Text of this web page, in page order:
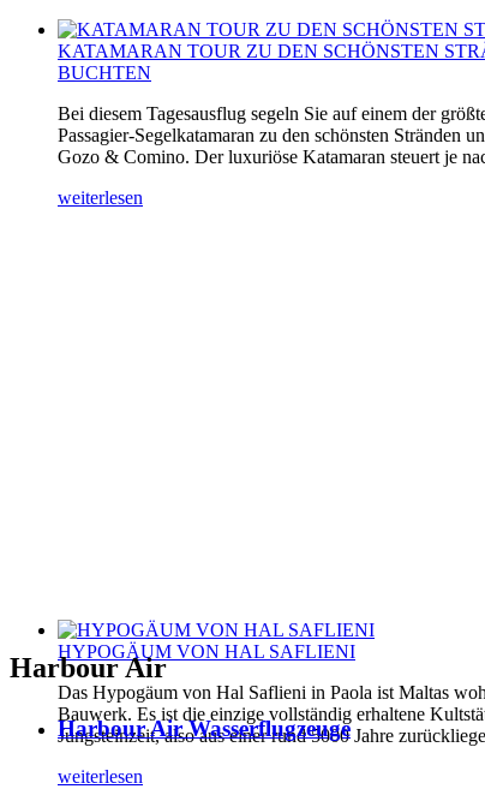
KATAMARAN TOUR ZU DEN SCHÖNSTEN
BUCHTEN
Bei diesem Tagesausflug segeln Sie auf einem der
Passagier-Segelkatamaran zu den schönsten Stränden
Gozo & Comino. Der luxuriöse Katamaran steuert je
weiterlesen
HYPOGÄUM VON HAL SAFLIENI
Das Hypogäum von Hal Saflieni in Paola ist Maltas
Bauwerk. Es ist die einzige vollständig erhaltene
Jungsteinzeit, also aus einer rund 5000 Jahre
weiterlesen
Harbour Air
Harbour Air Wasserflugzeuge